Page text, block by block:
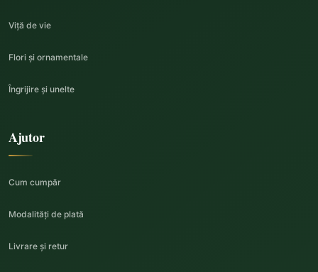
Viță de vie
Flori și ornamentale
Îngrijire și unelte
Ajutor
Cum cumpăr
Modalități de plată
Livrare și retur